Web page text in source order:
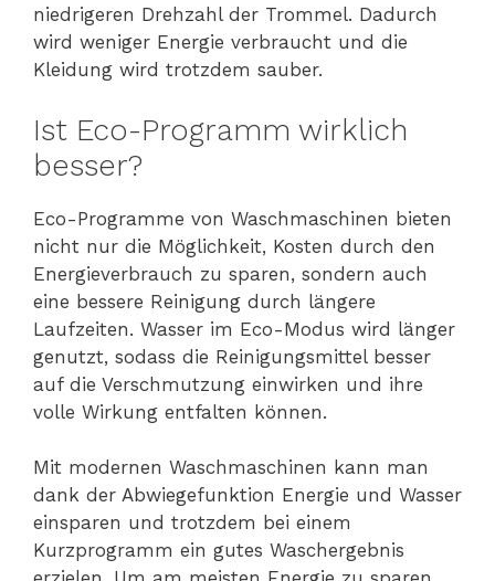
niedrigeren Drehzahl der Trommel. Dadurch
wird weniger Energie verbraucht und die
Kleidung wird trotzdem sauber.
Ist Eco-Programm wirklich
besser?
Eco-Programme von Waschmaschinen bieten
nicht nur die Möglichkeit, Kosten durch den
Energieverbrauch zu sparen, sondern auch
eine bessere Reinigung durch längere
Laufzeiten. Wasser im Eco-Modus wird länger
genutzt, sodass die Reinigungsmittel besser
auf die Verschmutzung einwirken und ihre
volle Wirkung entfalten können.
Mit modernen Waschmaschinen kann man
dank der Abwiegefunktion Energie und Wasser
einsparen und trotzdem bei einem
Kurzprogramm ein gutes Waschergebnis